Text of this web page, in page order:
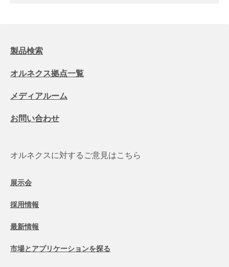
製品検索
オルネクス拠点一覧
メディアルーム
お問い合わせ
オルネクスに対するご意見はこちら
展示会
採用情報
最新情報
市場とアプリケーションを探る